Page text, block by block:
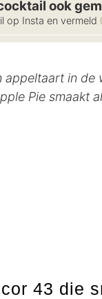
in de
Pie smaakt
ook
op Insta en vermeld
43 die